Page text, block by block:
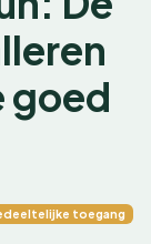
goed
toegang